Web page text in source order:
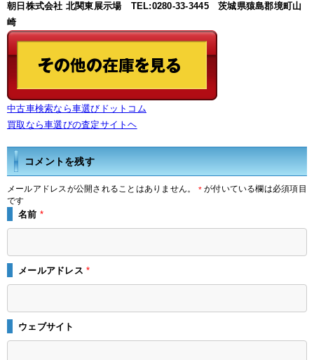
朝日株式会社 北関東展示場 TEL:0280-33-3445 茨城県猿島郡境町山
崎
中古車検索なら車選びドットコム
買取なら車選びの査定サイトヘ
コメントを残す
メールアドレスが公開されることはありません。 *が付いている欄は必須項目
です
名前 *
メールアドレス*
ウェブサイト